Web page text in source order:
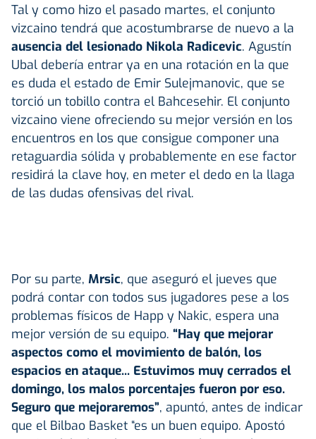
Tal y como hizo el pasado martes, el conjunto
vizcaino tendrá que acostumbrarse de nuevo a la
ausencia del lesionado Nikola Radicevic. Agustín
Ubal debería entrar ya en una rotación en la que
es duda el estado de Emir Sulejmanovic, que se
torció un tobillo contra el Bahcesehir. El conjunto
vizcaino viene ofreciendo su mejor versión en los
encuentros en los que consigue componer una
retaguardia sólida y probablemente en ese factor
residirá la clave hoy, en meter el dedo en la llaga
de las dudas ofensivas del rival.
Por su parte, Mrsic, que aseguró el jueves que
podrá contar con todos sus jugadores pese a los
problemas físicos de Happ y Nakic, espera una
mejor versión de su equipo. “Hay que mejorar
aspectos como el movimiento de balón, los
espacios en ataque... Estuvimos muy cerrados el
domingo, los malos porcentajes fueron por eso.
Seguro que mejoraremos”, apuntó, antes de indicar
que el Bilbao Basket “es un buen equipo. Apostó